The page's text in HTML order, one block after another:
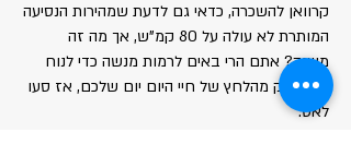
קרוואן להשכרה, כדאי גם לדעת שמהירות הנסיעה
המותרת לא עולה על 80 קמ"ש, אך מה זה
משנה? אתם הרי באים לרמות מנשה כדי לנוח
ולהתנתק מהלחץ של חיי היום יום שלכם, אז סעו
לאט.